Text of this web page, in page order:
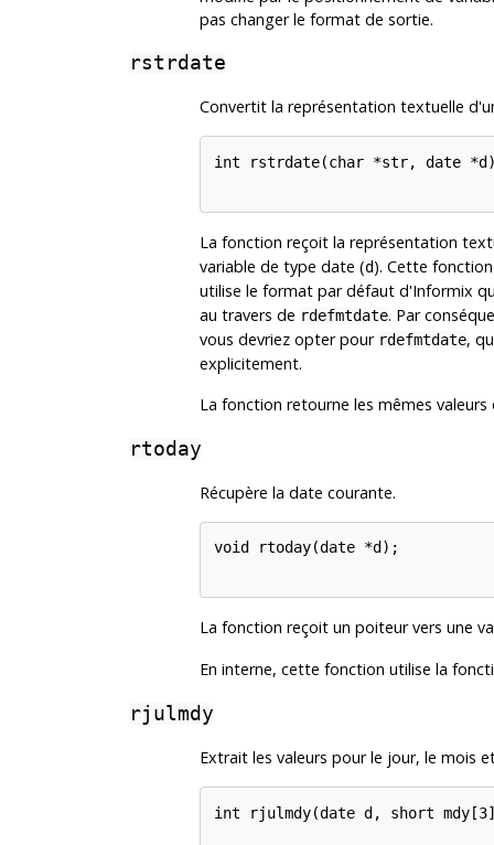
pas changer le format de sortie.
rstrdate
Convertit la représentation textuelle
int rstrdate(char *str, date
La fonction reçoit la représentation
variable de type date (d). Cette
utilise le format par défaut d'Informix
au travers de rdefmtdate. Par
vous devriez opter pour rdefmtdate,
explicitement.
La fonction retourne les mêmes
rtoday
Récupère la date courante.
void rtoday(date *d);
La fonction reçoit un poiteur vers une
En interne, cette fonction utilise la
rjulmdy
Extrait les valeurs pour le jour, le mois
int rjulmdy(date d, short